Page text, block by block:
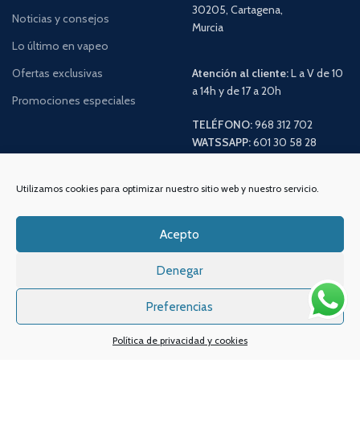
Utilizamos cookies para optimizar nuestro sitio web y nuestro servicio.
Acepto
Denegar
Preferencias
Política de privacidad y cookies
Noticias y consejos
Lo último en vapeo
Ofertas exclusivas
Promociones especiales
30205, Cartagena,
Murcia
Atención al cliente:L a V de 10
a 14h y de 17 a 20h
TELÉFONO:968 312 702
WATSSAPP:601 30 58 28